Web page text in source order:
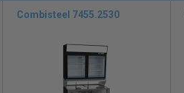
Combisteel 7455.2530